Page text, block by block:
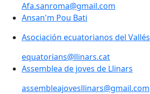
Afa.sanroma@gmail.com
Ansan'm Pou Bati
Asociación ecuatorianos del
equatorians@llinars.cat
Assemblea de joves de Llinars
assembleajovesllinars@gmail.com